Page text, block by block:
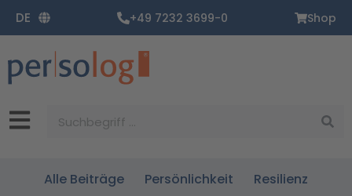
Inhalt
springen
DE +49 7232 3699-0 Shop
Alle Beiträge Persönlichkeit
Resilienz